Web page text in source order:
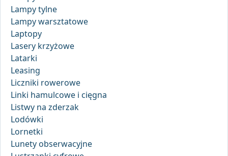
Lampy tylne
Lampy warsztatowe
Laptopy
Lasery krzyżowe
Latarki
Leasing
Liczniki rowerowe
Linki hamulcowe i cięgna
Listwy na zderzak
Lodówki
Lornetki
Lunety obserwacyjne